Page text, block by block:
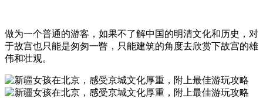
做为一个普通的游客，如果不了解中国的明清文化和历史，对
于故宫也只能是匆匆一瞥，只能建筑的角度去欣赏下故宫的雄
伟和壮观。